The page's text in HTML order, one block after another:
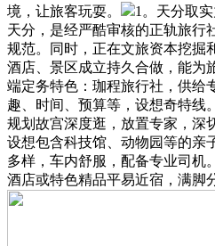
境，让旅客玩耍。
1。天分取
天分，是经严酷审核的正轨旅行
规范。同时，正在文旅资本挖掘
酒店、景区成立持久合做，能为
端定务特色：珈程旅行社，供给
趣、时间、预算等，设想奇特线
规划故宫深度逛，放置专家，深
设想包含科技馆、动物园等的亲
多样，车内舒服，配备专业司机
酒店或特色精品平易近宿，满脚